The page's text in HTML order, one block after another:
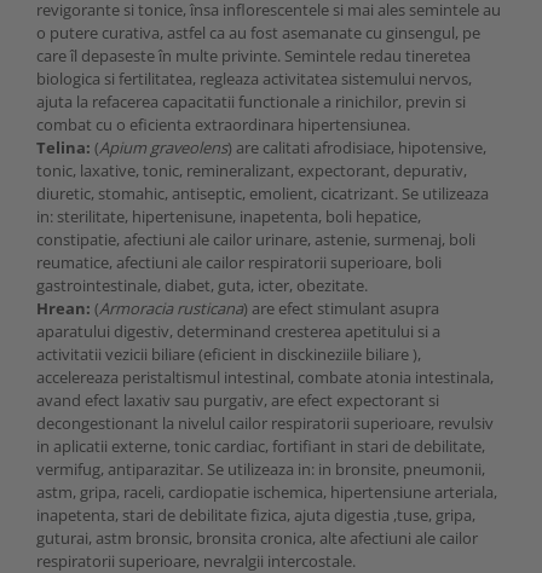
revigorante si tonice, însa inflorescentele si mai ales semintele au
o putere curativa, astfel ca au fost asemanate cu ginsengul, pe
care îl depaseste în multe privinte. Semintele redau tineretea
biologica si fertilitatea, regleaza activitatea sistemului nervos,
ajuta la refacerea capacitatii functionale a rinichilor, previn si
combat cu o eficienta extraordinara hipertensiunea.
Telina: (Apium graveolens) are calitati afrodisiace, hipotensive,
tonic, laxative, tonic, remineralizant, expectorant, depurativ,
diuretic, stomahic, antiseptic, emolient, cicatrizant. Se utilizeaza
in: sterilitate, hipertenisune, inapetenta, boli hepatice,
constipatie, afectiuni ale cailor urinare, astenie, surmenaj, boli
reumatice, afectiuni ale cailor respiratorii superioare, boli
gastrointestinale, diabet, guta, icter, obezitate.
Hrean: (Armoracia rusticana) are efect stimulant asupra
aparatului digestiv, determinand cresterea apetitului si a
activitatii vezicii biliare (eficient in disckineziile biliare ),
accelereaza peristaltismul intestinal, combate atonia intestinala,
avand efect laxativ sau purgativ, are efect expectorant si
decongestionant la nivelul cailor respiratorii superioare, revulsiv
in aplicatii externe, tonic cardiac, fortifiant in stari de debilitate,
vermifug, antiparazitar. Se utilizeaza in: in bronsite, pneumonii,
astm, gripa, raceli, cardiopatie ischemica, hipertensiune arteriala,
inapetenta, stari de debilitate fizica, ajuta digestia ,tuse, gripa,
guturai, astm bronsic, bronsita cronica, alte afectiuni ale cailor
respiratorii superioare, nevralgii intercostale.